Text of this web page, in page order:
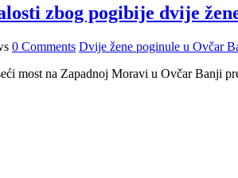
zbog pogibije dvije
0 Comments Dvije žene poginule u Ovčar
most na Zapadnoj Moravi u Ovčar Banji